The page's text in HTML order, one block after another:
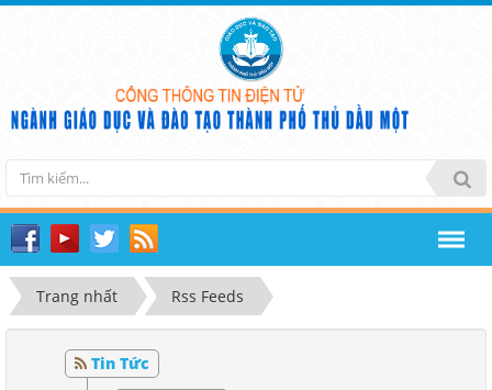
Trang nhất Rss Feeds
Tin Tức